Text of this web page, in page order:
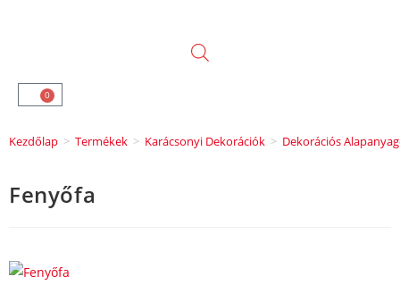
0
Kezdőlap > Termékek > Karácsonyi Dekorációk > Dekorációs
Fenyőfa